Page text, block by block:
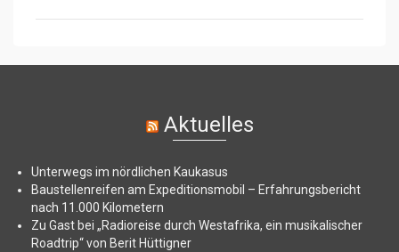
Aktuelles
Unterwegs im nördlichen Kaukasus
Baustellenreifen am Expeditionsmobil – Erfahrungsbericht
nach 11.000 Kilometern
Zu Gast bei „Radioreise durch Westafrika, ein musikalischer
Roadtrip“ von Berit Hüttigner